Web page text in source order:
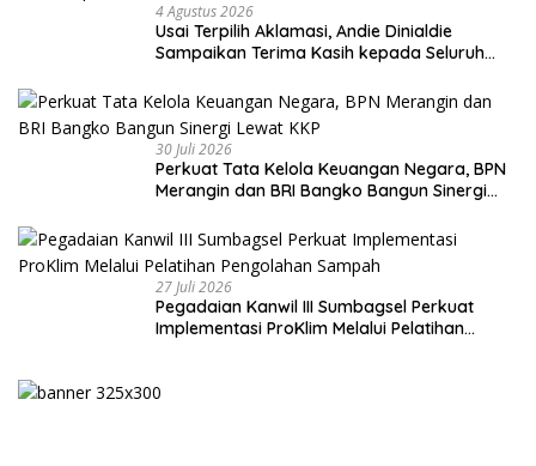
4 Agustus 2026
Usai Terpilih Aklamasi, Andie Dinialdie
Sampaikan Terima Kasih kepada Seluruh
30 Juli 2026
Perkuat Tata Kelola Keuangan Negara, BPN
Merangin dan BRI Bangko Bangun Sinergi
27 Juli 2026
Pegadaian Kanwil III Sumbagsel Perkuat
Implementasi ProKlim Melalui Pelatihan